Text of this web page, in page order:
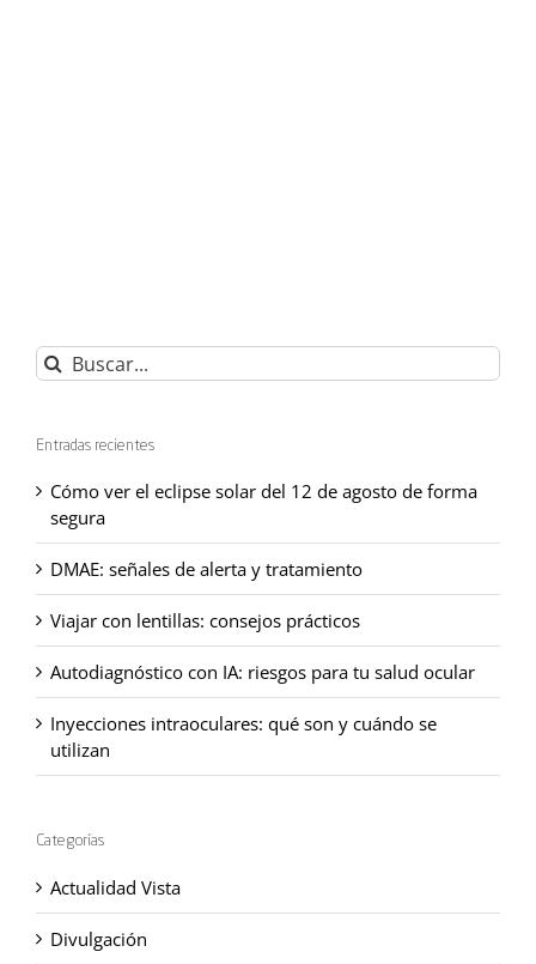
Buscar:
Entradas recientes
Cómo ver el eclipse solar del 12 de agosto de forma
segura
DMAE: señales de alerta y tratamiento
Viajar con lentillas: consejos prácticos
Autodiagnóstico con IA: riesgos para tu salud ocular
Inyecciones intraoculares: qué son y cuándo se
utilizan
Categorías
Actualidad Vista
Divulgación